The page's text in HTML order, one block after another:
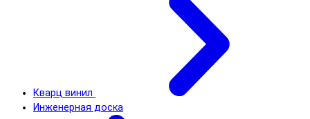
Кварц винил
Инженерная доска